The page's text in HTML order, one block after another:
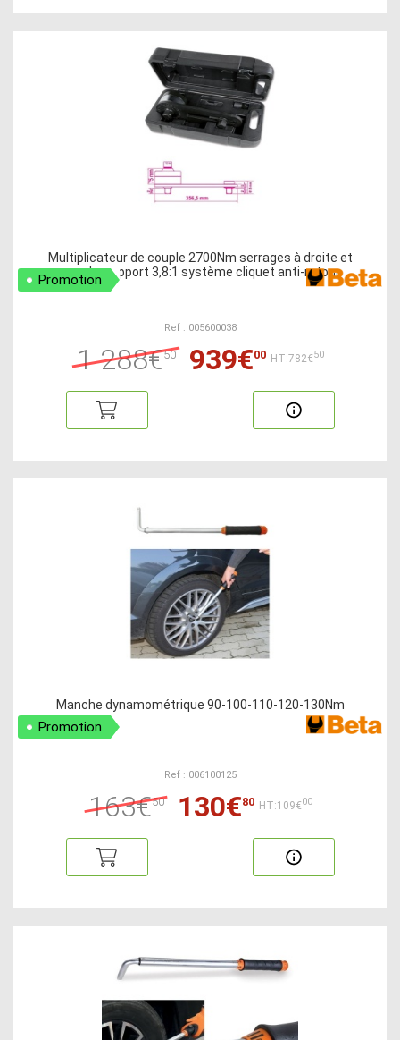
Multiplicateur de couple 2700Nm serrages à droite et
gauche rapport 3,8:1 système cliquet anti-retour
Promotion
Ref : 005600038
1 288€50 939€00 HT:782€50
Manche dynamométrique 90-100-110-120-130Nm
Promotion
Ref : 006100125
163€50 130€80 HT:109€00